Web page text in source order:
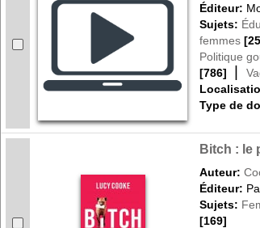
Éditeur:
Sujets:
femmes
Politique
[786]
|
Type de
Bitch : le
Auteur:
Éditeur:
Sujets:
[169]